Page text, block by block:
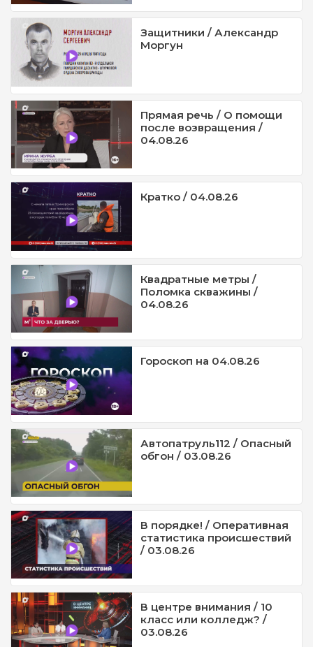
Защитники / Александр
Моргун
Прямая речь / О помощи
после возвращения /
04.08.26
Кратко / 04.08.26
Квадратные метры /
Поломка скважины /
04.08.26
Гороскоп на 04.08.26
Автопатруль112 / Опасный
обгон / 03.08.26
В порядке! / Оперативная
статистика происшествий
/ 03.08.26
В центре внимания / 10
класс или колледж? /
03.08.26